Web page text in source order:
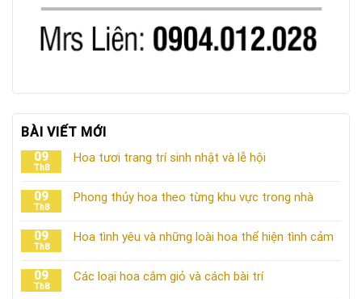
BÀI VIẾT MỚI
09
Th8
Hoa tươi trang trí sinh nhật và lễ hội
09
Th8
Phong thủy hoa theo từng khu vực trong nhà
09
Th8
Hoa tình yêu và những loài hoa thể hiện tình cảm
09
Th8
Các loại hoa cắm giỏ và cách bài trí